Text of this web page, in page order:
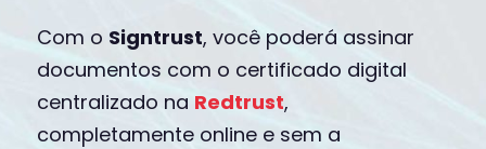
Com o Signtrust, você poderá assinar
documentos com o certificado digital
centralizado na Redtrust,
completamente online e sem a